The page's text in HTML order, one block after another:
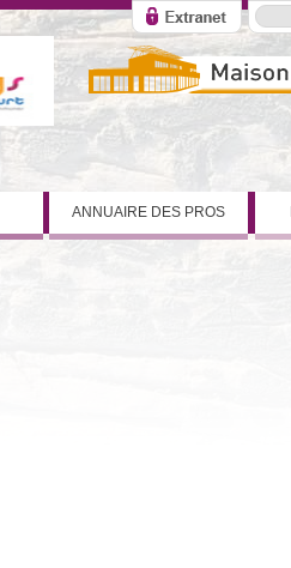
ANNUAIRE DES PROS